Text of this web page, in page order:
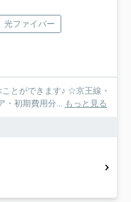
光ファイバー
とができます♪ ☆京王線・
・初期費用分... もっと見る